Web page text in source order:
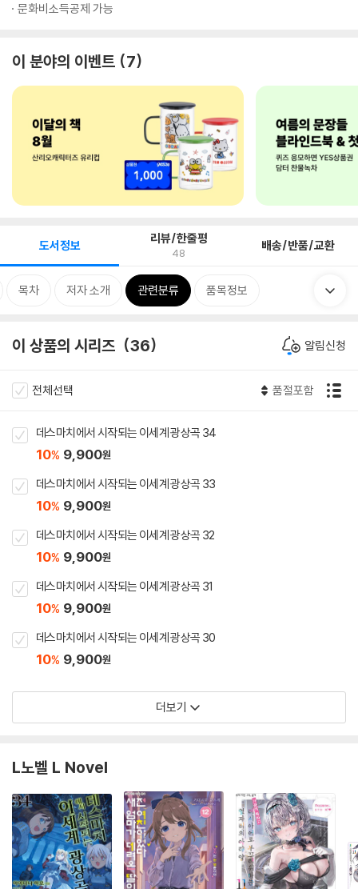
문화비소득공제 가능
이 분야의 이벤트 7
도서정보 리뷰/한줄평
48 배송/반품/교환
목차 저자 소개 관련분류 품목정보
이 상품의 시리즈 36 알림신청
전체선택 품절포함
데스마치에서 시작되는 이세계 광상곡 34
10% 9,900원
데스마치에서 시작되는 이세계 광상곡 33
10% 9,900원
데스마치에서 시작되는 이세계 광상곡 32
10% 9,900원
데스마치에서 시작되는 이세계 광상곡 31
10% 9,900원
데스마치에서 시작되는 이세계 광상곡 30
10% 9,900원
더보기
L노벨 L Novel